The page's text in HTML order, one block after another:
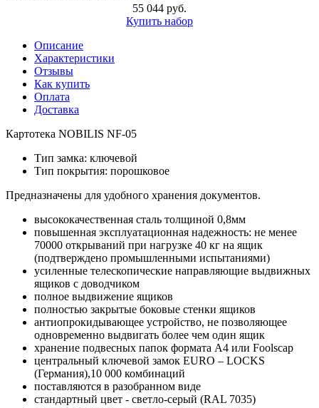
55 044 руб.
Купить набор
Описание
Характеристики
Отзывы
Как купить
Оплата
Доставка
Картотека NOBILIS NF-05
Тип замка: ключевой
Тип покрытия: порошковое
Предназначены для удобного хранения документов.
высококачественная сталь толщиной 0,8мм
повышенная эксплуатационная надежность: не менее
70000 открываний при нагрузке 40 кг на ящик
(подтверждено промышленными испытаниями)
усиленные телескопические направляющие выдвижных
ящиков с доводчиком
полное выдвижение ящиков
полностью закрытые боковые стенки ящиков
антиопрокидывающее устройство, не позволяющее
одновременно выдвигать более чем один ящик
хранение подвесных папок формата А4 или Foolscap
центральный ключевой замок EURO – LOCKS
(Германия),10 000 комбинаций
поставляются в разобранном виде
стандартный цвет - cветло-серый (RAL 7035)